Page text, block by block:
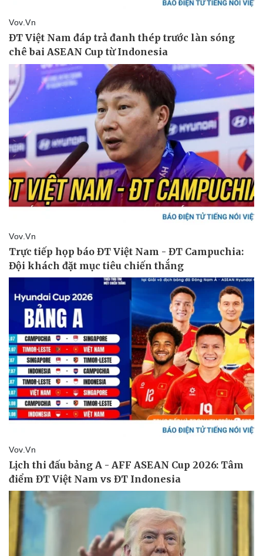
Tin nóng
Tư vấn luật
Quân sự - Quốc phòng
Vũ khí
Việt Nam
Phân tích